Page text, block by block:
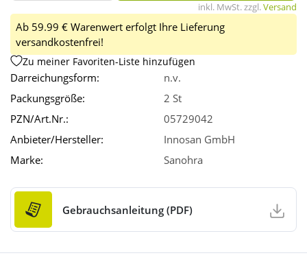
inkl. MwSt. zzgl.Versand
Ab 59.99 € Warenwert erfolgt Ihre Lieferung
versandkostenfrei!
Zu meiner Favoriten-Liste hinzufügen
Darreichungsform:
n.v.
Packungsgröße:
2 St
PZN/Art.Nr.:
05729042
Anbieter/Hersteller:
Innosan GmbH
Marke:
Sanohra
Gebrauchsanleitung (PDF)